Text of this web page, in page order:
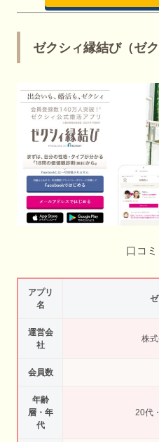
ゼクシィ縁結び（ゼク
口コミ
アプリ
名
運営会
社
株
会員数
年齢
層・年
代
20代